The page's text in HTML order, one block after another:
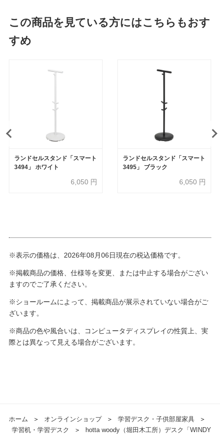
この商品を見ている方にはこちらもおす
すめ
ランドセルスタンド「スマート
3494」 ホワイト
6,050 円
ランドセルスタンド「スマート
3495」 ブラック
6,050 円
※表示の価格は、2026年08月06日現在の税込価格です。
※掲載商品の価格、仕様等を変更、または中止する場合がござい
ますのでご了承ください。
※ショールームによって、掲載商品が展示されていない場合がご
ざいます。
※商品の色や風合いは、コンピュータディスプレイの性質上、実
際とは異なって見える場合がございます。
ホーム ＞ オンラインショップ ＞ 学習デスク・子供部屋家具
＞
学習机・学習デスク
＞
hotta woody（堀田木工所）デスク「WINDY